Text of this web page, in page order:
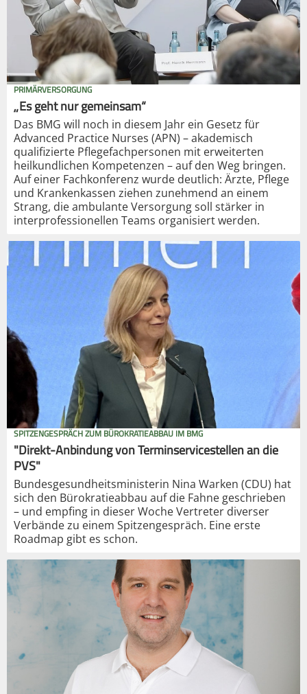
PRIMÄRVERSORGUNG
„Es geht nur gemeinsam“
Das BMG will noch in diesem Jahr ein Gesetz für
Advanced Practice Nurses (APN) – akademisch
qualifizierte Pflegefachpersonen mit erweiterten
heilkundlichen Kompetenzen – auf den Weg bringen.
Auf einer Fachkonferenz wurde deutlich: Ärzte, Pflege
und Krankenkassen ziehen zunehmend an einem
Strang, die ambulante Versorgung soll stärker in
interprofessionellen Teams organisiert werden.
SPITZENGESPRÄCH ZUM BÜROKRATIEABBAU IM BMG
"Direkt-Anbindung von Terminservicestellen an die
PVS"
Bundesgesundheitsministerin Nina Warken (CDU) hat
sich den Bürokratieabbau auf die Fahne geschrieben
– und empfing in dieser Woche Vertreter diverser
Verbände zu einem Spitzengespräch. Eine erste
Roadmap gibt es schon.